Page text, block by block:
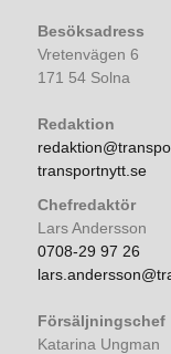
Besöksadress
Vretenvägen 6
171 54 Solna
Redaktion
transportnytt.se
Chefredaktör
Lars Andersson
0708-29 97 26
Försäljningschef
Katarina Ungman